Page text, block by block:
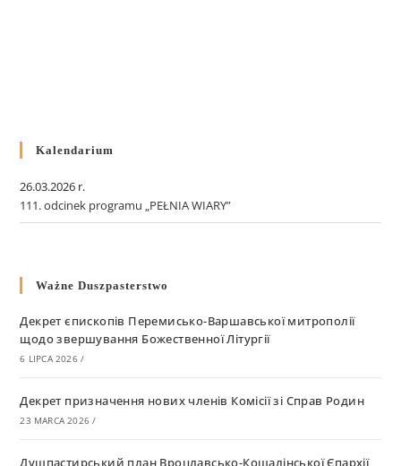
Kalendarium
26.03.2026 r.
111. odcinek programu „PEŁNIA WIARY”
Ważne Duszpasterstwo
Декрет єпископів Перемисько-Варшавської митрополії
щодо звершування Божественної Літургії
6 LIPCA 2026 /
Декрет призначення нових членів Комісії зі Справ Родин
23 MARCA 2026 /
Душпастирський план Вроцлавсько-Кошалінської Єпархії